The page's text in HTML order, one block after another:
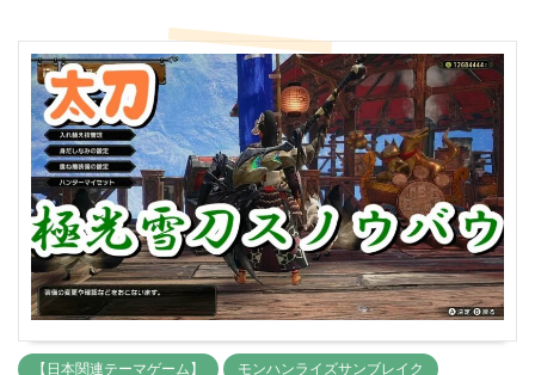
【日本関連テーマゲーム】 モンハンライズサンブレイク